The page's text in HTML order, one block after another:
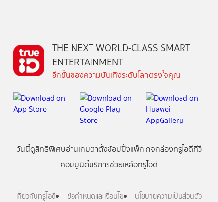
THE NEXT WORLD-CLASS SMART
ENTERTAINMENT
อีกขั้นของความบันเทิงระดับโลกตรงใจคุณ
วันนี้ดูสิทธิพิเศษอ่านเกมตาตั้งช้อปปิ้งแพ็กเกจกล่องทรูไอดีทีวี
คอมมูนิตี้บริการช่วยเหลือทรูไอดี
เกี่ยวกับทรูไอดี ข้อกำหนดและเงื่อนไข นโยบายความเป็นส่วนตัว